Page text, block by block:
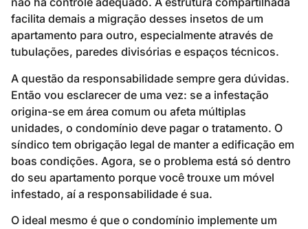
facilita demais a migração desses insetos de um
apartamento para outro, especialmente através de
tubulações, paredes divisórias e espaços técnicos.
A questão da responsabilidade sempre gera dúvidas.
Então vou esclarecer de uma vez: se a infestação
origina-se em área comum ou afeta múltiplas
unidades, o condomínio deve pagar o tratamento. O
síndico tem obrigação legal de manter a edificação em
boas condições. Agora, se o problema está só dentro
do seu apartamento porque você trouxe um móvel
infestado, aí a responsabilidade é sua.
O ideal mesmo é que o condomínio implemente um